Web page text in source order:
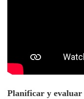
Planificar y evaluar